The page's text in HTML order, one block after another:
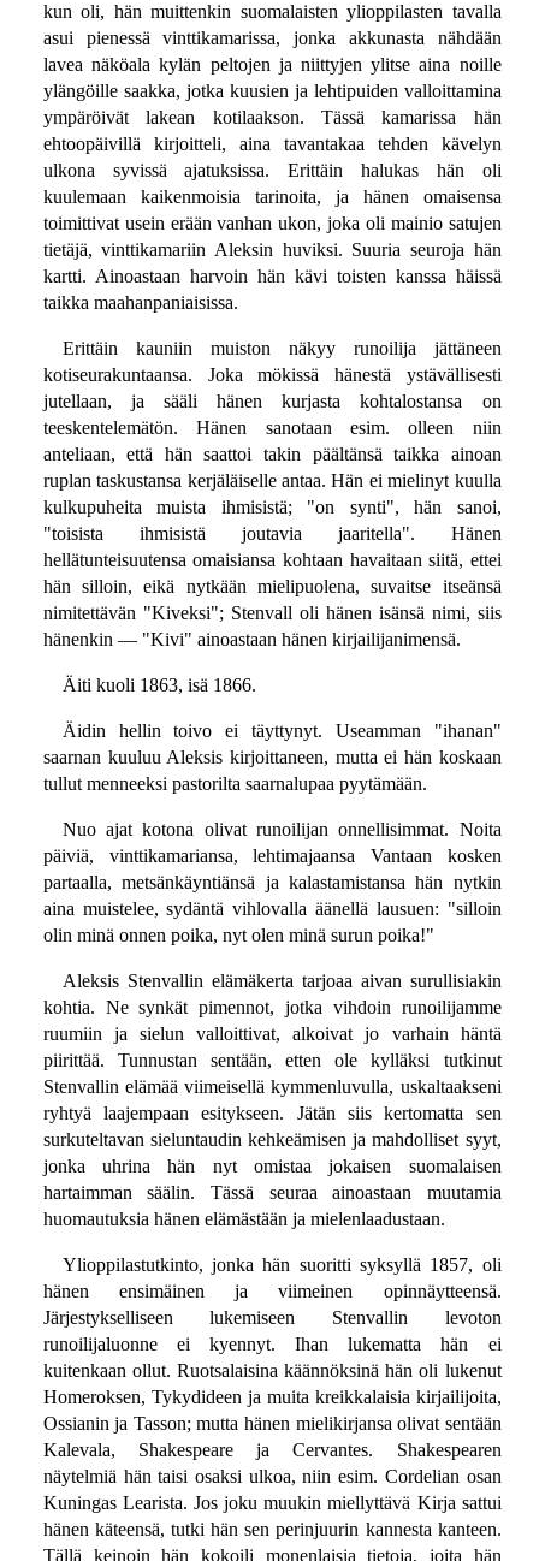
kun oli, hän muittenkin suomalaisten ylioppilasten tavalla
asui pienessä vinttikamarissa, jonka akkunasta nähdään
lavea näköala kylän peltojen ja niittyjen ylitse aina noille
ylängöille saakka, jotka kuusien ja lehtipuiden valloittamina
ympäröivät lakean kotilaakson. Tässä kamarissa hän
ehtoopäivillä kirjoitteli, aina tavantakaa tehden kävelyn
ulkona syvissä ajatuksissa. Erittäin halukas hän oli
kuulemaan kaikenmoisia tarinoita, ja hänen omaisensa
toimittivat usein erään vanhan ukon, joka oli mainio satujen
tietäjä, vinttikamariin Aleksin huviksi. Suuria seuroja hän
kartti. Ainoastaan harvoin hän kävi toisten kanssa häissä
taikka maahanpaniaisissa.
Erittäin kauniin muiston näkyy runoilija jättäneen
kotiseurakuntaansa. Joka mökissä hänestä ystävällisesti
jutellaan, ja sääli hänen kurjasta kohtalostansa on
teeskentelemätön. Hänen sanotaan esim. olleen niin
anteliaan, että hän saattoi takin päältänsä taikka ainoan
ruplan taskustansa kerjäläiselle antaa. Hän ei mielinyt kuulla
kulkupuheita muista ihmisistä; "on synti", hän sanoi,
"toisista ihmisistä joutavia jaaritella". Hänen
hellätunteisuutensa omaisiansa kohtaan havaitaan siitä, ettei
hän silloin, eikä nytkään mielipuolena, suvaitse itseänsä
nimitettävän "Kiveksi"; Stenvall oli hänen isänsä nimi, siis
hänenkin — "Kivi" ainoastaan hänen kirjailijanimensä.
Äiti kuoli 1863, isä 1866.
Äidin hellin toivo ei täyttynyt. Useamman "ihanan"
saarnan kuuluu Aleksis kirjoittaneen, mutta ei hän koskaan
tullut menneeksi pastorilta saarnalupaa pyytämään.
Nuo ajat kotona olivat runoilijan onnellisimmat. Noita
päiviä, vinttikamariansa, lehtimajaansa Vantaan kosken
partaalla, metsänkäyntiänsä ja kalastamistansa hän nytkin
aina muistelee, sydäntä vihlovalla äänellä lausuen: "silloin
olin minä onnen poika, nyt olen minä surun poika!"
Aleksis Stenvallin elämäkerta tarjoaa aivan surullisiakin
kohtia. Ne synkät pimennot, jotka vihdoin runoilijamme
ruumiin ja sielun valloittivat, alkoivat jo varhain häntä
piirittää. Tunnustan sentään, etten ole kylläksi tutkinut
Stenvallin elämää viimeisellä kymmenluvulla, uskaltaakseni
ryhtyä laajempaan esitykseen. Jätän siis kertomatta sen
surkuteltavan sieluntaudin kehkeämisen ja mahdolliset syyt,
jonka uhrina hän nyt omistaa jokaisen suomalaisen
hartaimman säälin. Tässä seuraa ainoastaan muutamia
huomautuksia hänen elämästään ja mielenlaadustaan.
Ylioppilastutkinto, jonka hän suoritti syksyllä 1857, oli
hänen ensimäinen ja viimeinen opinnäytteensä.
Järjestykselliseen lukemiseen Stenvallin levoton
runoilijaluonne ei kyennyt. Ihan lukematta hän ei
kuitenkaan ollut. Ruotsalaisina käännöksinä hän oli lukenut
Homeroksen, Tykydideen ja muita kreikkalaisia kirjailijoita,
Ossianin ja Tasson; mutta hänen mielikirjansa olivat sentään
Kalevala, Shakespeare ja Cervantes. Shakespearen
näytelmiä hän taisi osaksi ulkoa, niin esim. Cordelian osan
Kuningas Learista. Jos joku muukin miellyttävä Kirja sattui
hänen käteensä, tutki hän sen perinjuurin kannesta kanteen.
Tällä keinoin hän kokoili monenlaisia tietoja, joita hän